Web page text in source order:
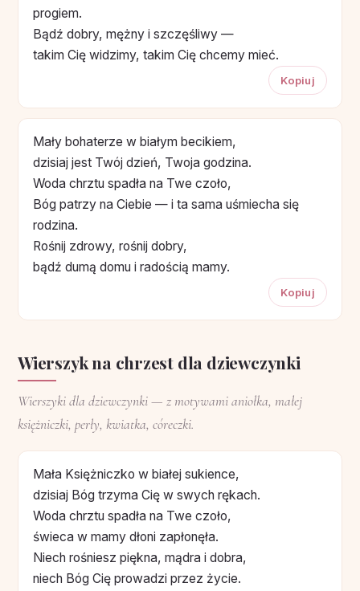
progiem.
Bądź dobry, mężny i szczęśliwy —
takim Cię widzimy, takim Cię chcemy mieć.
Kopiuj
Mały bohaterze w białym becikiem,
dzisiaj jest Twój dzień, Twoja godzina.
Woda chrztu spadła na Twe czoło,
Bóg patrzy na Ciebie — i ta sama uśmiecha się
rodzina.
Rośnij zdrowy, rośnij dobry,
bądź dumą domu i radością mamy.
Kopiuj
Wierszyk na chrzest dla dziewczynki
Wierszyki dla dziewczynki — z motywami aniołka, małej
księżniczki, perły, kwiatka, córeczki.
Mała Księżniczko w białej sukience,
dzisiaj Bóg trzyma Cię w swych rękach.
Woda chrztu spadła na Twe czoło,
świeca w mamy dłoni zapłonęła.
Niech rośniesz piękna, mądra i dobra,
niech Bóg Cię prowadzi przez życie.